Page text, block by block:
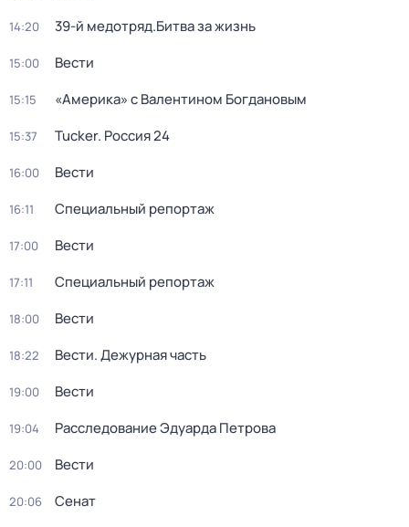
14:20 39-й медотряд.Битва за жизнь
15:00 Вести
15:15 «Америка» с Валентином Богдановым
15:37 Tucker. Россия 24
16:00 Вести
16:11 Специальный репортаж
17:00 Вести
17:11 Специальный репортаж
18:00 Вести
18:22 Вести. Дежурная часть
19:00 Вести
19:04 Расследование Эдуарда Петрова
20:00 Вести
20:06 Сенат